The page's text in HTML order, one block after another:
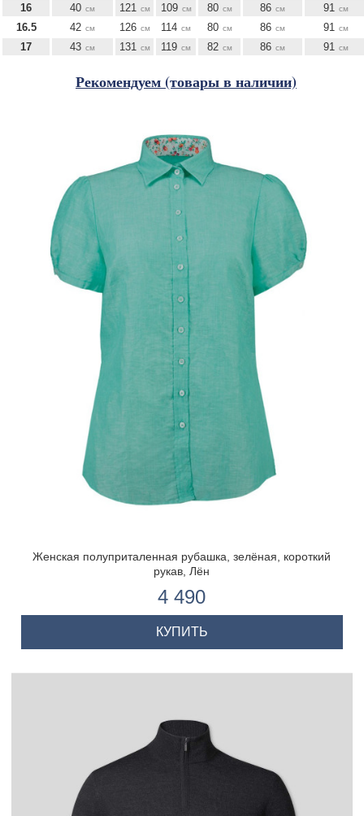
16 40 см 121 см 109 см 80 см 86 см 91 см
16.5 42 см 126 см 114 см 80 см 86 см 91 см
17 43 см 131 см 119 см 82 см 86 см 91 см
Рекомендуем (товары в наличии)
Женская полуприталенная рубашка, зелёная, короткий
рукав, Лён
4 490
КУПИТЬ